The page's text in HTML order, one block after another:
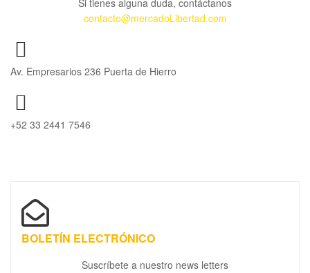
Si tienes alguna duda, contáctanos
contacto@mercadoLibertad.com
Av. Empresarios 236 Puerta de Hierro
+52 33 2441 7546
BOLETÍN ELECTRÓNICO
Suscríbete a nuestro news letters